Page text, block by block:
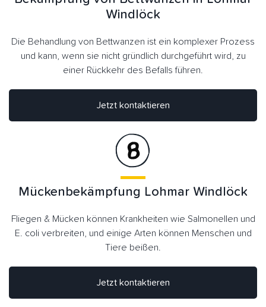
Windlöck
Die Behandlung von Bettwanzen ist ein komplexer Prozess
und kann, wenn sie nicht gründlich durchgeführt wird, zu
einer Rückkehr des Befalls führen.
Jetzt kontaktieren
Jetzt kontaktieren
Mückenbekämpfung Lohmar Windlöck
Fliegen & Mücken können Krankheiten wie Salmonellen und
E. coli verbreiten, und einige Arten können Menschen und
Tiere beißen.